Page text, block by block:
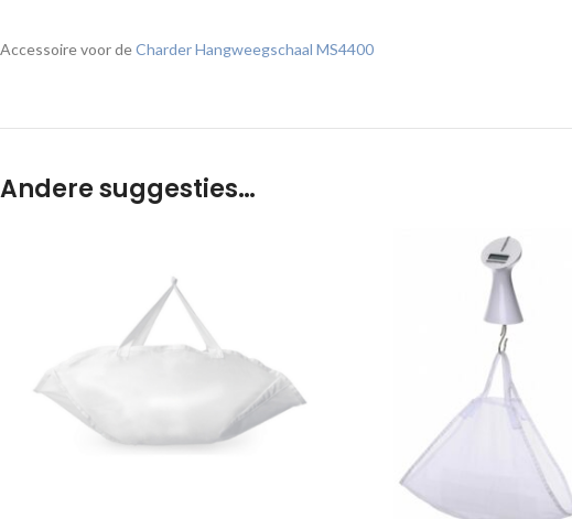
Accessoire voor deCharder Hangweegschaal MS4400
Andere suggesties…